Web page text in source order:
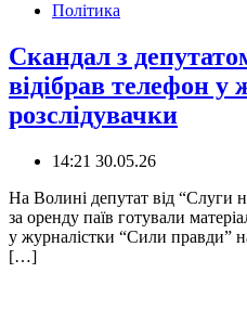
Політика
Скандал з
відібрав телефон у
розслідувачки
14:21 30.05.26
На Волині депутат від “Слуги
за оренду паїв готували
у журналістки “Сили правди”
[…]